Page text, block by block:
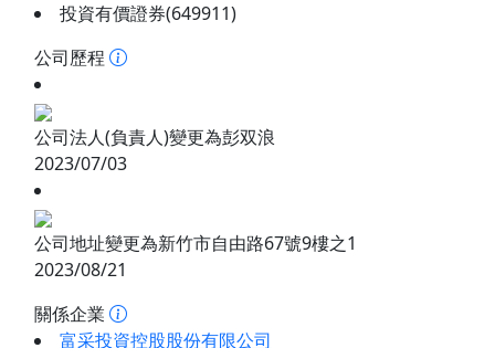
投資有價證券(649911)
公司歷程
公司法人(負責人)變更為彭双浪
2023/07/03
公司地址變更為新竹市自由路67號9樓之1
2023/08/21
關係企業
富采投資控股股份有限公司